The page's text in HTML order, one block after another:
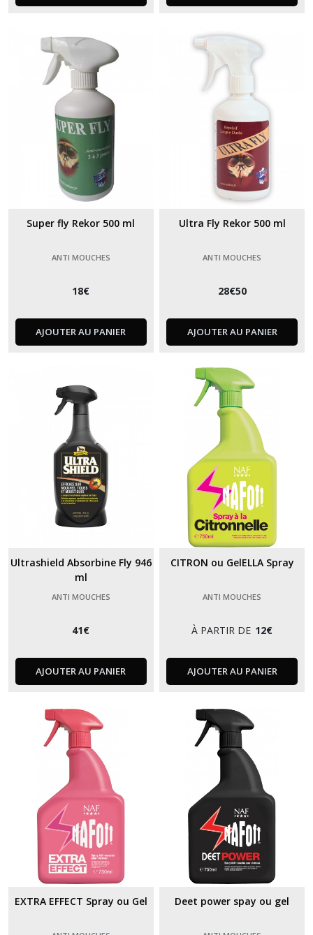
Super fly Rekor 500 ml
ANTI MOUCHES
18€
AJOUTER AU PANIER
Ultra Fly Rekor 500 ml
ANTI MOUCHES
28€50
AJOUTER AU PANIER
Ultrashield Absorbine Fly 946
ml
ANTI MOUCHES
41€
AJOUTER AU PANIER
CITRON ou GelELLA Spray
ANTI MOUCHES
À PARTIR DE 12€
AJOUTER AU PANIER
EXTRA EFFECT Spray ou Gel Deet power spay ou gel